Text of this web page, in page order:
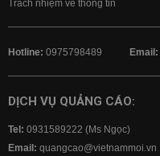
Trách nhiệm về thông tin
Hotline: 0975798489 Email:
DỊCH VỤ QUẢNG CÁO:
Tel: 0931589222 (Ms Ngọc)
Email: quangcao@vietnammoi.vn